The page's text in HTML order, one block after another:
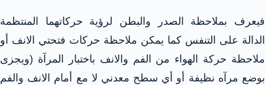
فيعرف بملاحظة الصدر والبطن لرؤية حركاتهما المنتظمة
الدالة على التنفس كما يمكن ملاحظة حركات فتحتي الانف أو
ملاحظة حركة الهواء من الفم والانف باختبار المرآة (ويجزى
بوضع مرآه نظيفة أو أي سطح معدني لا مع أمام الانف والفم